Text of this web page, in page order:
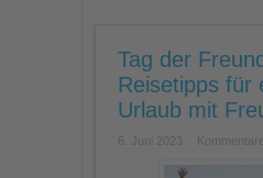
Tag der
Reisetipps für
Urlaub mit
6. Juni 2023